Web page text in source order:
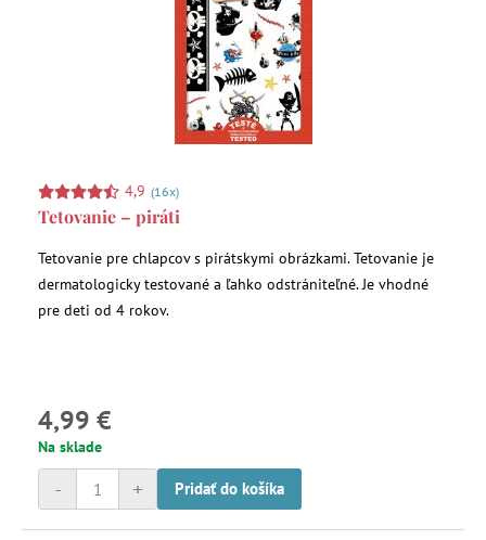
4,9 (16x)
Tetovanie – piráti
Tetovanie pre chlapcov s pirátskymi obrázkami. Tetovanie je
dermatologicky testované a ľahko odstrániteľné. Je vhodné
pre deti od 4 rokov.
4,99 €
Na sklade
+
- Pridať do košíka